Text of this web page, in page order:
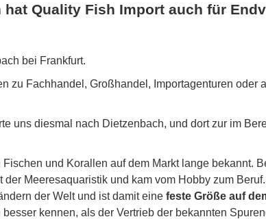
Quality Fish Import auch für
bei Frankfurt.
zu Fachhandel, Großhandel, Importagenturen oder
uns diesmal nach Dietzenbach, und dort zur im
und Korallen auf dem Markt lange bekannt.
Meeresaquaristik und kam vom Hobby zum
der Welt und ist damit eine feste Größe auf
kennen, als der Vertrieb der bekannten